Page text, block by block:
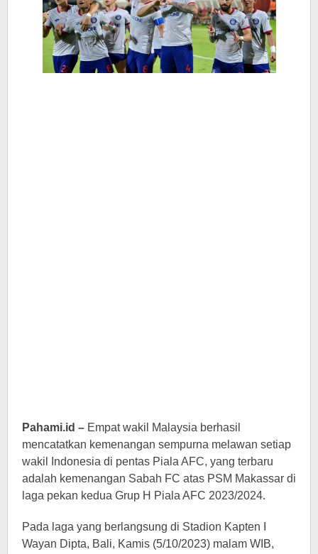
atas
Wakil
Indonesia
di
Pahami.id – Empat wakil Malaysia berhasil
mencatatkan kemenangan sempurna melawan setiap
wakil Indonesia di pentas Piala AFC, yang terbaru
adalah kemenangan Sabah FC atas PSM Makassar di
laga pekan kedua Grup H Piala AFC 2023/2024.
Pada laga yang berlangsung di Stadion Kapten I
Wayan Dipta, Bali, Kamis (5/10/2023) malam WIB,